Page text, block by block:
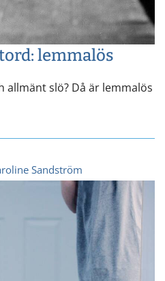
lemmalös
allmänt slö? Då är lemmalös
Sandström